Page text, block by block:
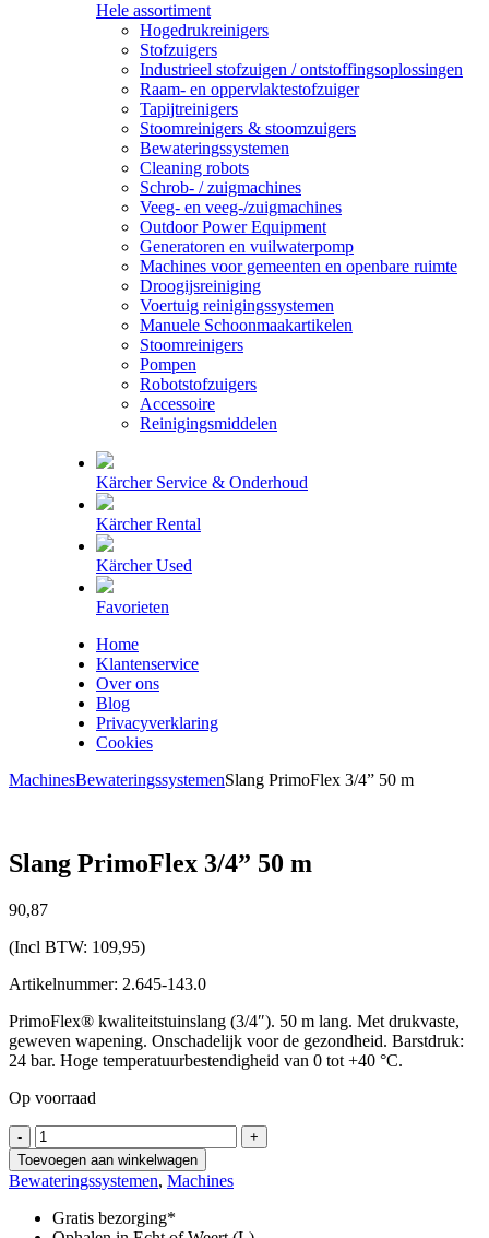
Hele assortiment
Hogedrukreinigers
Stofzuigers
Industrieel stofzuigen / ontstoffingsoplossingen
Raam- en oppervlaktestofzuiger
Tapijtreinigers
Stoomreinigers & stoomzuigers
Bewateringssystemen
Cleaning robots
Schrob- / zuigmachines
Veeg- en veeg-/zuigmachines
Outdoor Power Equipment
Generatoren en vuilwaterpomp
Machines voor gemeenten en openbare ruimte
Droogijsreiniging
Voertuig reinigingssystemen
Manuele Schoonmaakartikelen
Stoomreinigers
Pompen
Robotstofzuigers
Accessoire
Reinigingsmiddelen
Kärcher Service & Onderhoud
Kärcher Rental
Kärcher Used
Favorieten
Home
Klantenservice
Over ons
Blog
Privacyverklaring
Cookies
MachinesBewateringssystemenSlang PrimoFlex 3/4” 50 m
Slang PrimoFlex 3/4” 50 m
90,87
(Incl BTW: 109,95)
Artikelnummer: 2.645-143.0
PrimoFlex® kwaliteitstuinslang (3/4″). 50 m lang. Met drukvaste,
geweven wapening. Onschadelijk voor de gezondheid. Barstdruk:
24 bar. Hoge temperatuurbestendigheid van 0 tot +40 °C.
Op voorraad
-
Slang
PrimoFlex
3/4”
50
m
aantal
+
Toevoegen aan winkelwagen
Bewateringssystemen, Machines
Gratis bezorging*